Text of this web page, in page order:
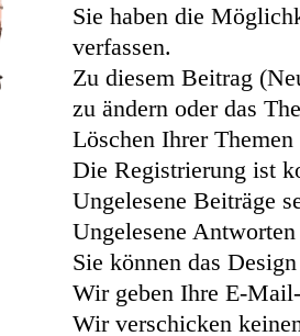
Sie haben die
verfassen.
Zu diesem Beitrag
zu ändern oder das
Löschen Ihrer
Die Registrierung ist
Ungelesene Beiträge
Ungelesene
Sie können das
Wir geben Ihre E-
Wir verschicken